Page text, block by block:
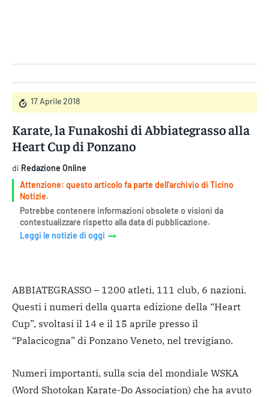
17 Aprile 2018
Karate, la Funakoshi di Abbiategrasso alla
Heart Cup di Ponzano
di Redazione Online
Attenzione: questo articolo fa parte dell'archivio di Ticino
Notizie.
Potrebbe contenere informazioni obsolete o visioni da
contestualizzare rispetto alla data di pubblicazione.
Leggi le notizie di oggi
ABBIATEGRASSO – 1200 atleti, 111 club, 6 nazioni.
Questi i numeri della quarta edizione della “Heart
Cup”, svoltasi il 14 e il 15 aprile presso il
“Palacicogna” di Ponzano Veneto, nel trevigiano.
Numeri importanti, sulla scia del mondiale WSKA
(Word Shotokan Karate-Do Association) che ha avuto